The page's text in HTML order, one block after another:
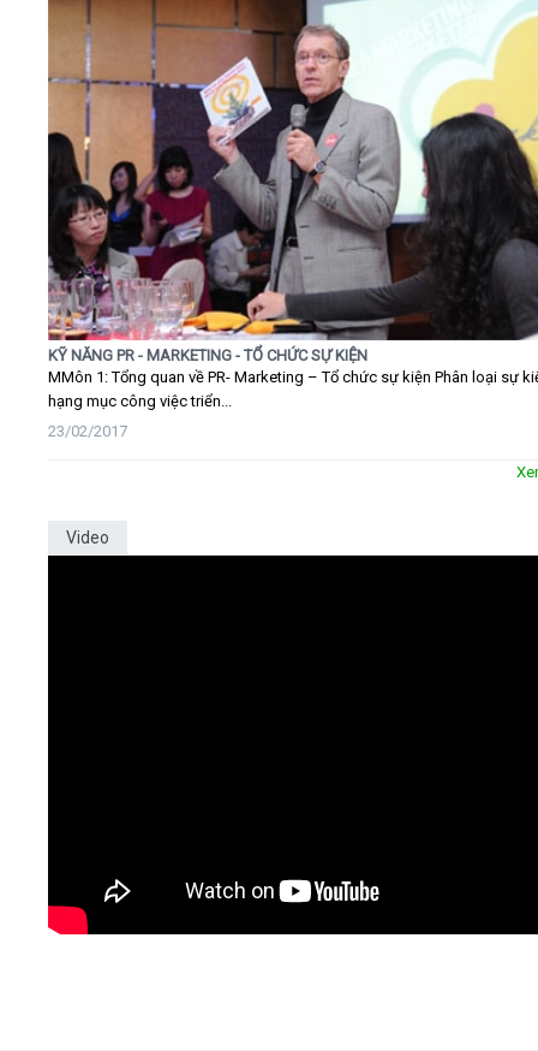
KỸ NĂNG PR - MARKETING - TỔ CHỨC SỰ KIỆN
MMôn 1: Tổng quan về PR- Marketing – Tổ chức sự kiện Phân loại sự
hạng mục công việc triển...
23/02/2017
Video